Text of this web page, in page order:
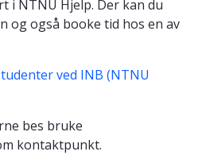
i NTNU Hjelp. Der kan du
og også booke tid hos en av
ved INB (NTNU
bes bruke
kontaktpunkt.